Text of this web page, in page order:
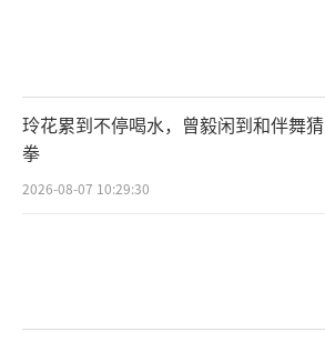
玲花累到不停喝水，曾毅闲到和伴舞猜
拳
2026-08-07 10:29:30